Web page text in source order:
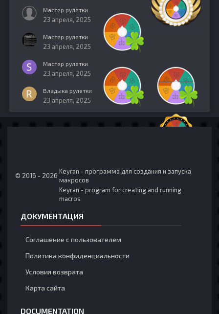
Мастер рулетки
23 апреля, 2025
Мастер рулетки
23 апреля, 2025
Мастер рулетки
23 апреля, 2025
Владыка рулетки
23 апреля, 2025
© 2016 - 2026
Keyran - программа для создания и запуска
макросов
Keyran - program for creating and running
macros
ДОКУМЕНТАЦИЯ
Соглашение с пользователем
Политика конфиденциальности
Условия возврата
Карта сайта
DOCUMENTATION